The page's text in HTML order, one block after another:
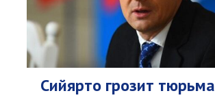
Сийярто грозит тюрьма